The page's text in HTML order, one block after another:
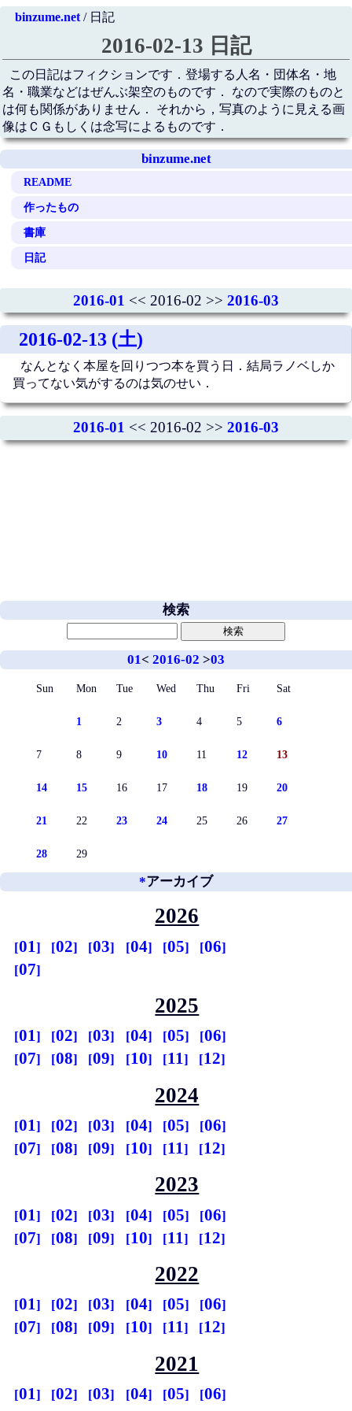
binzume.net/ 日記
2016-02-13 日記
この日記はフィクションです．登場する人名・団体名・地
名・職業などはぜんぶ架空のものです． なので実際のものと
は何も関係がありません． それから，写真のように見える画
像はＣＧもしくは念写によるものです．
binzume.net
README
作ったもの
書庫
日記
2016-01 << 2016-02 >> 2016-03
2016-02-13 (土)
なんとなく本屋を回りつつ本を買う日．結局ラノベしか
買ってない気がするのは気のせい．
2016-01 << 2016-02 >> 2016-03
検索
01< 2016-02 >03
Sun Mon Tue Wed Thu Fri Sat
1 2 3 4 5 6
7 8 9 10 11 12 13
14 15 16 17 18 19 20
21 22 23 24 25 26 27
28 29
*アーカイブ
2026
01 02 03 04 05
06
07
2025
01 02 03 04 05
06
07
08 09 10 11 12
2024
01 02 03 04 05
06
07
08 09 10 11 12
2023
01 02 03 04 05
06
07
08 09 10 11 12
2022
01 02 03 04 05
06
07
08 09 10 11 12
2021
01 02 03 04 05
06